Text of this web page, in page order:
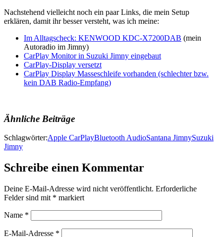
Nachstehend vielleicht noch ein paar Links, die mein Setup
erklären, damit ihr besser versteht, was ich meine:
Im Alltagscheck: KENWOOD KDC-X7200DAB (mein
Autoradio im Jimny)
CarPlay Monitor in Suzuki Jimny eingebaut
CarPlay-Display versetzt
CarPlay Display Masseschleife vorhanden (schlechter bzw.
kein DAB Radio-Empfang)
Ähnliche Beiträge
Schlagwörter:Apple CarPlayBluetooth AudioSantana JimnySuzuki
Jimny
Schreibe einen Kommentar
Deine E-Mail-Adresse wird nicht veröffentlicht. Erforderliche
Felder sind mit * markiert
Name *
E-Mail-Adresse *